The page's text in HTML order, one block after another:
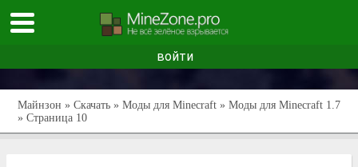
войти
Майнзон » Скачать » Моды для Minecraft » Моды для Minecraft 1.7
» Страница 10